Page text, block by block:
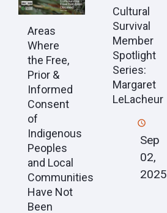
Areas
Where
the Free,
Prior &
Informed
Consent
of
Indigenous
Peoples
and Local
Communities
Have Not
Been
Cultural
Survival
Member
Spotlight
Series:
Margaret
LeLacheur
Sep
02,
2025